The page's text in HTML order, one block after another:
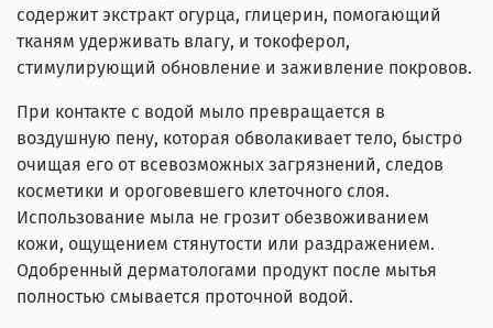
содержит экстракт огурца, глицерин, помогающий
тканям удерживать влагу, и токоферол,
стимулирующий обновление и заживление покровов.
При контакте с водой мыло превращается в
воздушную пену, которая обволакивает тело, быстро
очищая его от всевозможных загрязнений, следов
косметики и ороговевшего клеточного слоя.
Использование мыла не грозит обезвоживанием
кожи, ощущением стянутости или раздражением.
Одобренный дерматологами продукт после мытья
полностью смывается проточной водой.